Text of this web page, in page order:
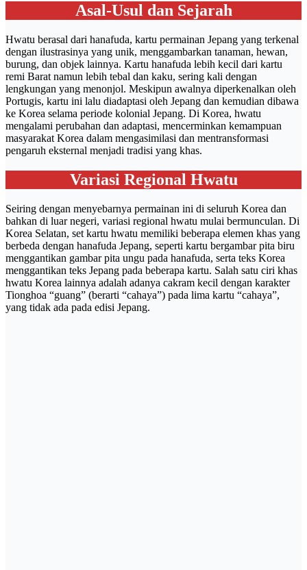
Asal-Usul dan Sejarah
Hwatu berasal dari hanafuda, kartu permainan Jepang yang terkenal
dengan ilustrasinya yang unik, menggambarkan tanaman, hewan,
burung, dan objek lainnya. Kartu hanafuda lebih kecil dari kartu
remi Barat namun lebih tebal dan kaku, sering kali dengan
lengkungan yang menonjol. Meskipun awalnya diperkenalkan oleh
Portugis, kartu ini lalu diadaptasi oleh Jepang dan kemudian dibawa
ke Korea selama periode kolonial Jepang. Di Korea, hwatu
mengalami perubahan dan adaptasi, mencerminkan kemampuan
masyarakat Korea dalam mengasimilasi dan mentransformasi
pengaruh eksternal menjadi tradisi yang khas.
Variasi Regional Hwatu
Seiring dengan menyebarnya permainan ini di seluruh Korea dan
bahkan di luar negeri, variasi regional hwatu mulai bermunculan. Di
Korea Selatan, set kartu hwatu memiliki beberapa elemen khas yang
berbeda dengan hanafuda Jepang, seperti kartu bergambar pita biru
menggantikan gambar pita ungu pada hanafuda, serta teks Korea
menggantikan teks Jepang pada beberapa kartu. Salah satu ciri khas
hwatu Korea lainnya adalah adanya cakram kecil dengan karakter
Tionghoa “guang” (berarti “cahaya”) pada lima kartu “cahaya”,
yang tidak ada pada edisi Jepang.